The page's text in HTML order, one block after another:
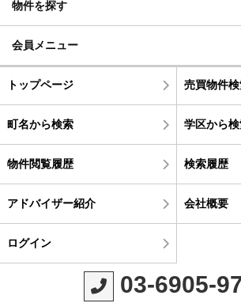
物件を探す
会員メニュー
トップページ 売買物件
町名から検索 学区から
物件閲覧履歴 検索履歴
アドバイザー紹介 会社概要
ログイン
03-6905-